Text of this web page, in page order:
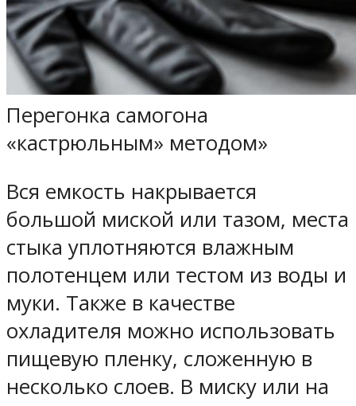
Перегонка самогона
«кастрюльным» методом»
Вся емкость накрывается
большой миской или тазом, места
стыка уплотняются влажным
полотенцем или тестом из воды и
муки. Также в качестве
охладителя можно использовать
пищевую пленку, сложенную в
несколько слоев. В миску или на